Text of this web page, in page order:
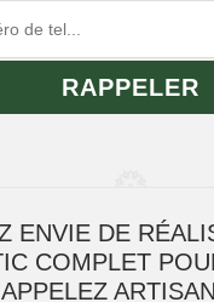
ENVIE DE
COMPLET